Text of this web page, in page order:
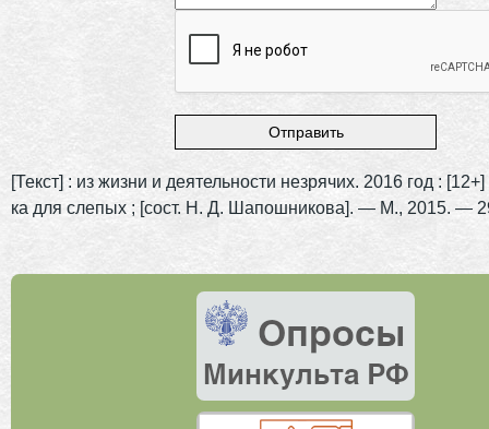
[Текст] : из жизни и деятельности незрячих. 2016 год : [12+]
ка для слепых ; [сост. Н. Д. Шапошникова]. — М., 2015. —